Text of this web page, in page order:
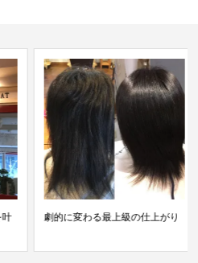
劇的に変わる最上級の仕上がり